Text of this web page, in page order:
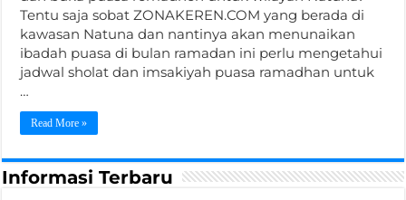
Tentu saja sobat ZONAKEREN.COM yang berada di
kawasan Natuna dan nantinya akan menunaikan
ibadah puasa di bulan ramadan ini perlu mengetahui
jadwal sholat dan imsakiyah puasa ramadhan untuk
…
Read More »
Informasi Terbaru